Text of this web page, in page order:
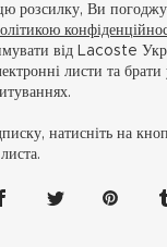
розсилку, Ви
від Lacoste
листи та брати
натисніть на